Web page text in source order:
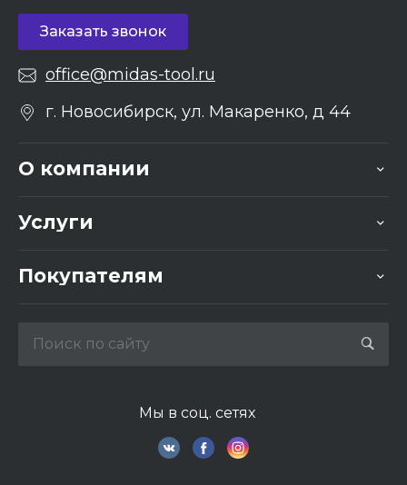
Заказать звонок
office@midas-tool.ru
г. Новосибирск, ул. Макаренко, д 44
О компании
Услуги
Покупателям
Мы в соц. сетях